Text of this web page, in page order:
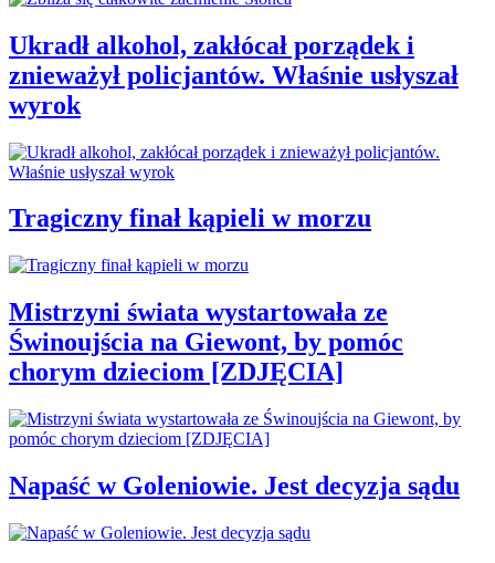
Ukradł alkohol, zakłócał porządek i
znieważył policjantów. Właśnie usłyszał
wyrok
Tragiczny finał kąpieli w morzu
Mistrzyni świata wystartowała ze
Świnoujścia na Giewont, by pomóc
chorym dzieciom [ZDJĘCIA]
Napaść w Goleniowie. Jest decyzja sądu